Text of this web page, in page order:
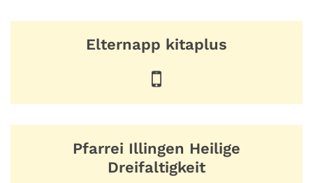
Elternapp kitaplus
Pfarrei Illingen Heilige
Dreifaltigkeit